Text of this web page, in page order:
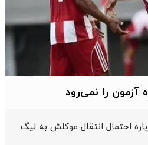
آزمون را نمی‌رود
احتمال انتقال موکلش به لیگ